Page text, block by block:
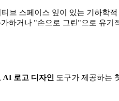
브 스페이스 잎이 있는 기하학적
하거나 "손으로 그린"으로 유기
AI 로고 디자인 도구가 제공하는